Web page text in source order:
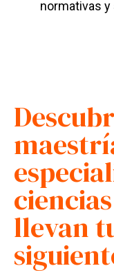
normativas
llevan